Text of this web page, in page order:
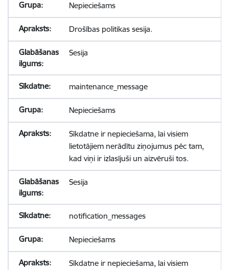
Nepieciešams
Drošības politikas sesija.
Sesija
maintenance_message
Nepieciešams
Sīkdatne ir nepieciešama, lai visiem
lietotājiem nerādītu ziņojumus pēc tam,
kad viņi ir izlasījuši un aizvēruši tos.
Sesija
notification_messages
Nepieciešams
Sīkdatne ir nepieciešama, lai visiem